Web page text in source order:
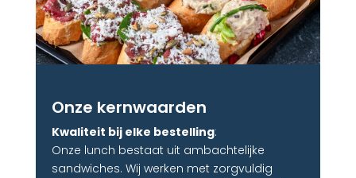
Onze kernwaarden
Kwaliteit bij elke bestelling:
Onze lunch bestaat uit ambachtelijke
sandwiches. Wij werken met zorgvuldig